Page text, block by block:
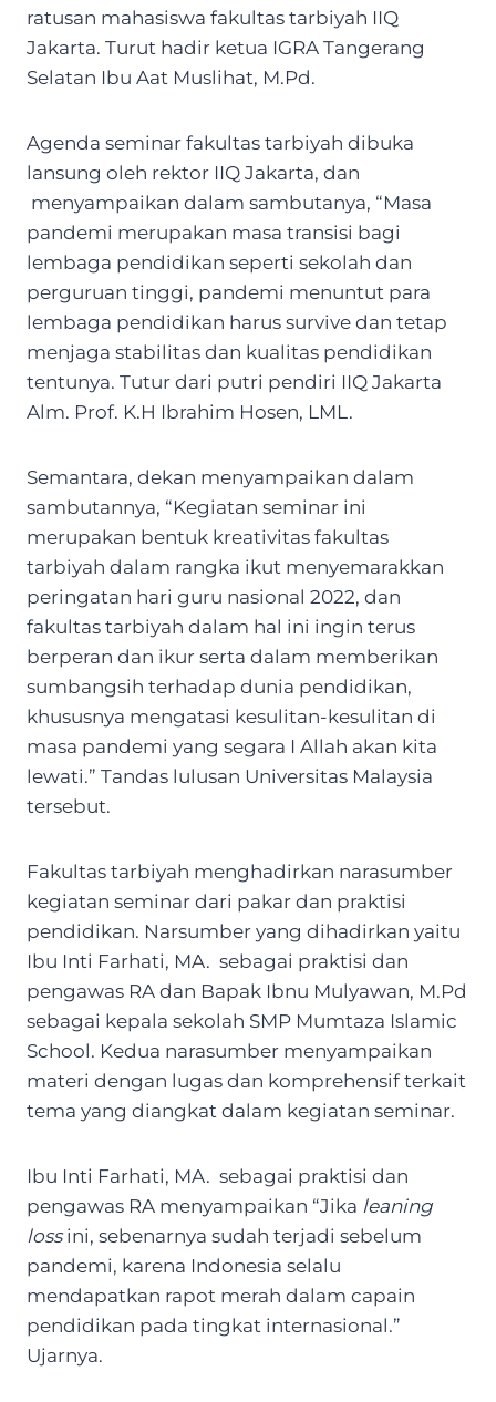
ratusan mahasiswa fakultas tarbiyah IIQ
Jakarta. Turut hadir ketua IGRA Tangerang
Selatan Ibu Aat Muslihat, M.Pd.
Agenda seminar fakultas tarbiyah dibuka
lansung oleh rektor IIQ Jakarta, dan
menyampaikan dalam sambutanya, “Masa
pandemi merupakan masa transisi bagi
lembaga pendidikan seperti sekolah dan
perguruan tinggi, pandemi menuntut para
lembaga pendidikan harus survive dan tetap
menjaga stabilitas dan kualitas pendidikan
tentunya. Tutur dari putri pendiri IIQ Jakarta
Alm. Prof. K.H Ibrahim Hosen, LML.
Semantara, dekan menyampaikan dalam
sambutannya, “Kegiatan seminar ini
merupakan bentuk kreativitas fakultas
tarbiyah dalam rangka ikut menyemarakkan
peringatan hari guru nasional 2022, dan
fakultas tarbiyah dalam hal ini ingin terus
berperan dan ikur serta dalam memberikan
sumbangsih terhadap dunia pendidikan,
khususnya mengatasi kesulitan-kesulitan di
masa pandemi yang segara I Allah akan kita
lewati.” Tandas lulusan Universitas Malaysia
tersebut.
Fakultas tarbiyah menghadirkan narasumber
kegiatan seminar dari pakar dan praktisi
pendidikan. Narsumber yang dihadirkan yaitu
Ibu Inti Farhati, MA. sebagai praktisi dan
pengawas RA dan Bapak Ibnu Mulyawan, M.Pd
sebagai kepala sekolah SMP Mumtaza Islamic
School. Kedua narasumber menyampaikan
materi dengan lugas dan komprehensif terkait
tema yang diangkat dalam kegiatan seminar.
Ibu Inti Farhati, MA. sebagai praktisi dan
pengawas RA menyampaikan “Jika leaning
lossini, sebenarnya sudah terjadi sebelum
pandemi, karena Indonesia selalu
mendapatkan rapot merah dalam capain
pendidikan pada tingkat internasional.”
Ujarnya.